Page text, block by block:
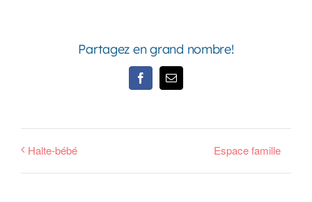
Partagez en grand nombre!
FacebookEmail
Halte-bébé Espace famille